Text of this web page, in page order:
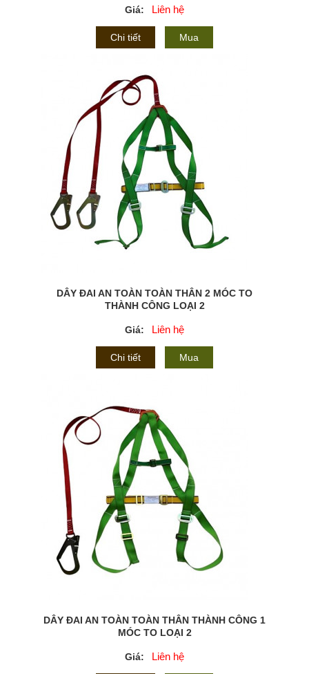
Giá: Liên hệ
Chi tiết Mua
DÂY ĐAI AN TOÀN TOÀN THÂN 2 MÓC TO
THÀNH CÔNG LOẠI 2
Giá: Liên hệ
Chi tiết Mua
DÂY ĐAI AN TOÀN TOÀN THÂN THÀNH CÔNG 1
MÓC TO LOẠI 2
Giá: Liên hệ